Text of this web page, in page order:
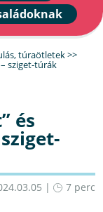
túraötletek>>
sziget-túrák
és
| 7 perc